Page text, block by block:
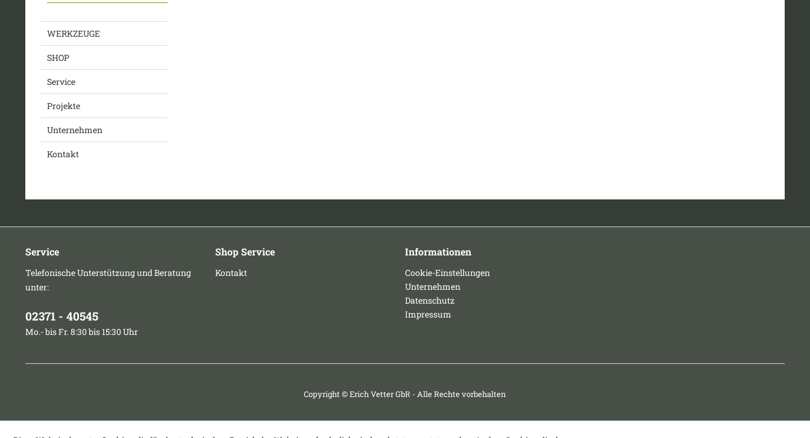
WERKZEUGE
SHOP
Service
Projekte
Unternehmen
Kontakt
Service
Telefonische Unterstützung und Beratung
unter:
02371 - 40545
Mo.- bis Fr. 8:30 bis 15:30 Uhr
Shop Service
Kontakt
Informationen
Cookie-Einstellungen
Unternehmen
Datenschutz
Impressum
Copyright © Erich Vetter GbR - Alle Rechte vorbehalten